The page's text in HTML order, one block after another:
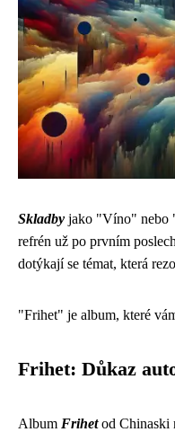
Skladby jako "Víno" nebo
refrén už po prvním
dotýkají se témat, která
"Frihet" je album, které
Frihet: Důkaz
Album Frihetod Chinaski